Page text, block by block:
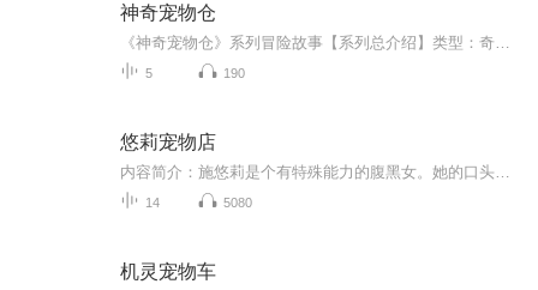
神奇宠物仓
5 190
悠莉宠物店
14 5080
机灵宠物车